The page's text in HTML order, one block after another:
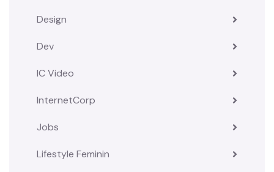
Design
Dev
IC Video
InternetCorp
Jobs
Lifestyle Feminin